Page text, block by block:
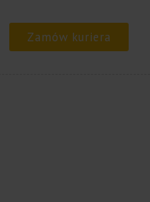
Zamów kuriera